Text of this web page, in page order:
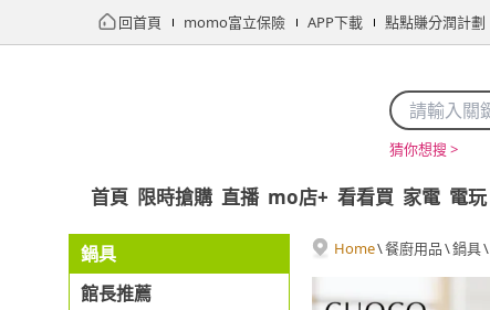
回首頁 momo富立保險 APP下載 點點賺分潤計劃
猜你想搜 >
首頁 限時搶購 直播 mo店+ 看看買 家電 電玩
鍋具
館長推薦
Home\餐廚用品\鍋具\